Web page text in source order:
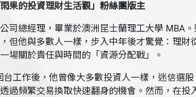
雨果的投資理財生活觀」粉絲團版主
司總經理，畢業於澳洲昆士蘭理工大學 MBA
但他與多數人一樣，步入中年後才驚覺：理財
場關於責任與時間的「資源分配戰」。
台工作後，他曾像大多數投資人一樣，迷信選
過頻繁交易換取快速翻身的機會。然而，在投